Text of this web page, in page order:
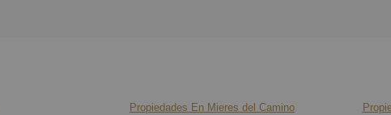
Propiedades En Mieres del Camino